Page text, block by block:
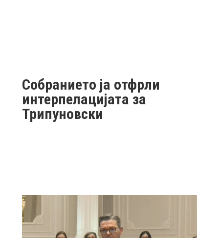
Собранието ја отфрли
интерпелацијата за
Трипуновски